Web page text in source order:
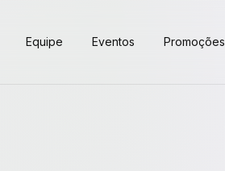
Equipe Eventos Promoções